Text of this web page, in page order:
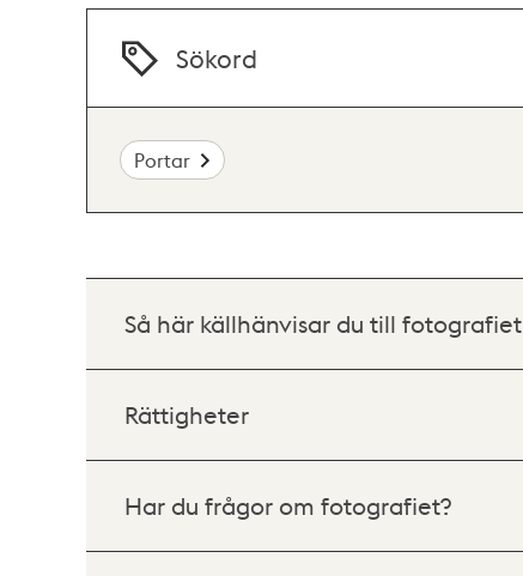
Sökord
Portar
Så här källhänvisar du till fotografiet
Rättigheter
Har du frågor om fotografiet?